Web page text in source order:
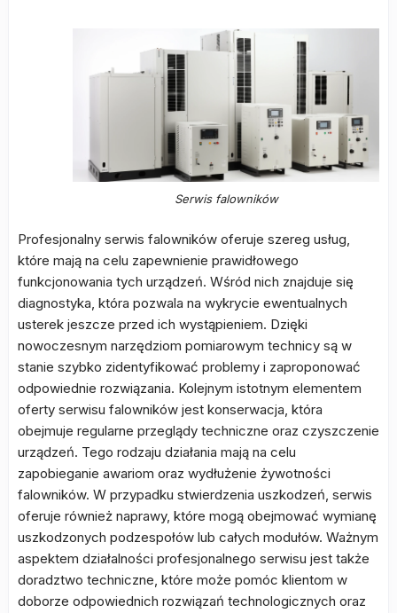
Serwis falowników
Profesjonalny serwis falowników oferuje szereg usług,
które mają na celu zapewnienie prawidłowego
funkcjonowania tych urządzeń. Wśród nich znajduje się
diagnostyka, która pozwala na wykrycie ewentualnych
usterek jeszcze przed ich wystąpieniem. Dzięki
nowoczesnym narzędziom pomiarowym technicy są w
stanie szybko zidentyfikować problemy i zaproponować
odpowiednie rozwiązania. Kolejnym istotnym elementem
oferty serwisu falowników jest konserwacja, która
obejmuje regularne przeglądy techniczne oraz czyszczenie
urządzeń. Tego rodzaju działania mają na celu
zapobieganie awariom oraz wydłużenie żywotności
falowników. W przypadku stwierdzenia uszkodzeń, serwis
oferuje również naprawy, które mogą obejmować wymianę
uszkodzonych podzespołów lub całych modułów. Ważnym
aspektem działalności profesjonalnego serwisu jest także
doradztwo techniczne, które może pomóc klientom w
doborze odpowiednich rozwiązań technologicznych oraz